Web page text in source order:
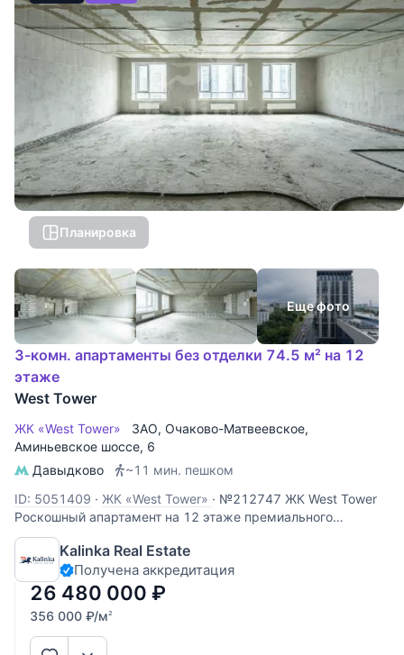
Планировка
Еще фото
3-комн. апартаменты без отделки 74.5 м² на 12
этаже
West Tower
ЖК «West Tower» ЗАО, Очаково-Матвеевское,
Аминьевское шоссе, 6
Давыдково
~11 мин. пешком
ID: 5051409 · ЖК «West Tower» · №212747 ЖК West Tower
Роскошный апартамент на 12 этаже премиального
комплекса West Tower. Этот объект идеально подходит для
личного проживания или сдачи в аренду с высокой
доходностью. Панорамные виды: высокий 12 этаж
открывает захватывающий
Kalinka Real Estate
Получена аккредитация
26 480 000 ₽
356 000 ₽/м2